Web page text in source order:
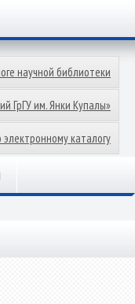
научной библиотеки
ГрГУ им. Янки Купалы»
каталогу